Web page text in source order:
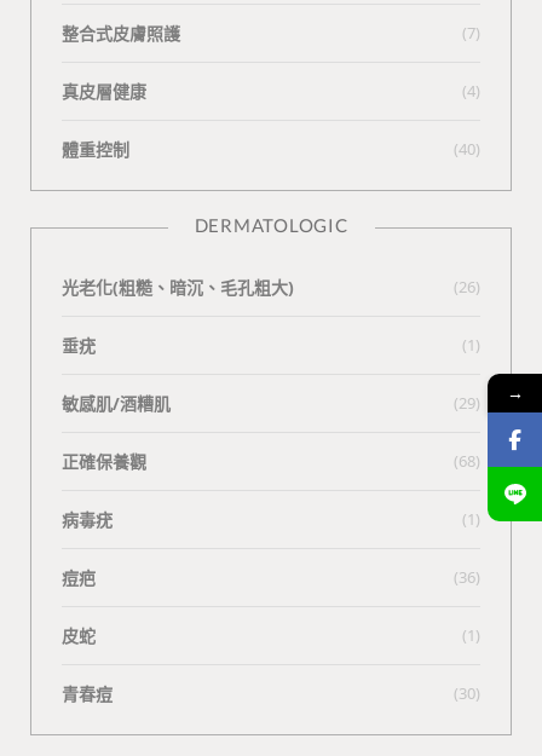
整合式皮膚照護 (7)
真皮層健康 (4)
體重控制 (40)
DERMATOLOGIC
光老化(粗糙、暗沉、毛孔粗大) (26)
垂疣 (1)
敏感肌/酒糟肌 (29)
正確保養觀 (68)
病毒疣 (1)
痘疤 (36)
皮蛇 (1)
青春痘 (30)
→